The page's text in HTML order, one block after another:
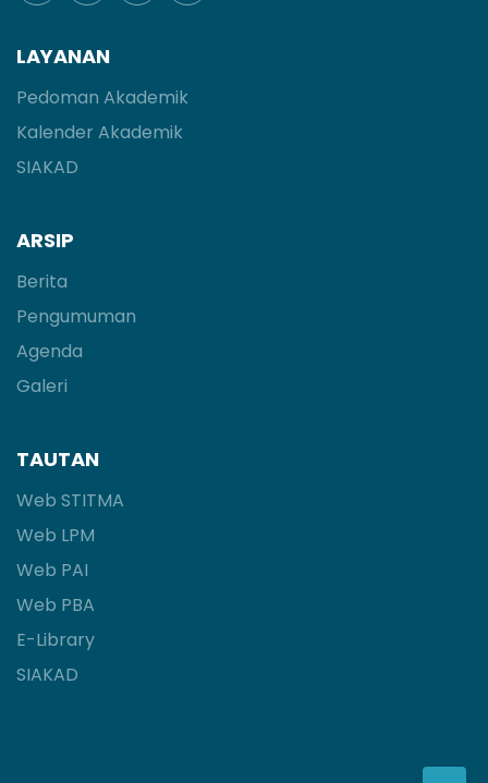
LAYANAN
Pedoman Akademik
Kalender Akademik
SIAKAD
ARSIP
Berita
Pengumuman
Agenda
Galeri
TAUTAN
Web STITMA
Web LPM
Web PAI
Web PBA
E-Library
SIAKAD